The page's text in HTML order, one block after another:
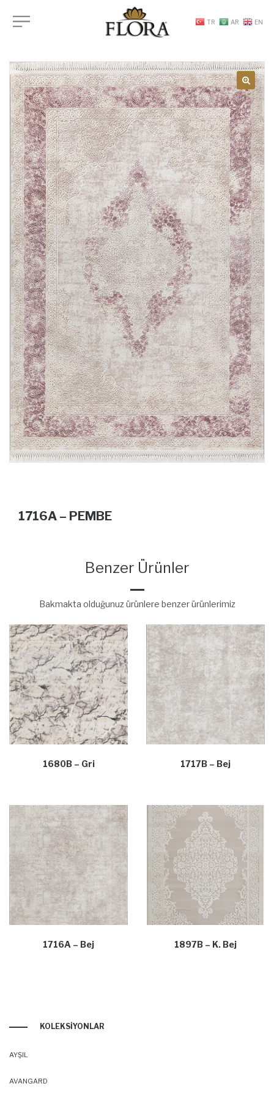
TR AR EN
1716A – PEMBE
Benzer Ürünler
Bakmakta olduğunuz ürünlere benzer ürünlerimiz
1680B – Gri 1717B – Bej
1716A – Bej 1897B – K. Bej
KOLEKSIYONLAR
AYŞIL
AVANGARD